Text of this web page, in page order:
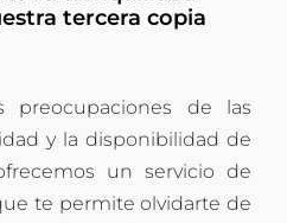
tercera copia
preocupaciones de las
y la disponibilidad de
un servicio de
te permite olvidarte de